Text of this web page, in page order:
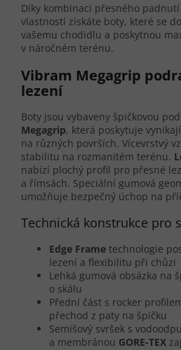
Díky kombinaci přesného
vlastností získáte boty, které se
vašemu chodidlu a poskytnou
v náročném terénu.
Vibram Megagrip
lezení
Boty jsou vybaveny špičkovou
Megagrip, která poskytuje
na různých površích. Vícevrstvý
stabilitu na rozmanitém terénu.
nabízí plochý profil pro přesné
a římsách. Speciální gumová
umožňuje bezpečný úchop na
Technická konstrukce pro
Edge Frame technologie
lezení a flexibilitu při chůzi
Lehká gumová obsázka na
o skálu
Přední část s rocker
přechod z paty na špičku
Semišový svršek s
a membránou GORE-TEX